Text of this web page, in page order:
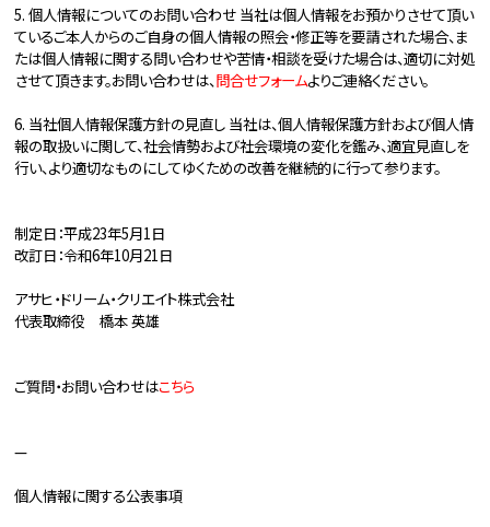
5. 個人情報についてのお問い合わせ 当社は個人情報をお預かりさせて頂い
ているご本人からのご自身の個人情報の照会・修正等を要請された場合、ま
たは個人情報に関する問い合わせや苦情・相談を受けた場合は、適切に対処
させて頂きます。お問い合わせは、問合せフォームよりご連絡ください。
6. 当社個人情報保護方針の見直し 当社は、個人情報保護方針および個人情
報の取扱いに関して、社会情勢および社会環境の変化を鑑み、適宜見直しを
行い、より適切なものにしてゆくための改善を継続的に行って参ります。
制定日：平成23年5月1日
改訂日：令和6年10月21日
アサヒ・ドリーム・クリエイト株式会社
代表取締役 橋本 英雄
ご質問・お問い合わせはこちら
—
個人情報に関する公表事項